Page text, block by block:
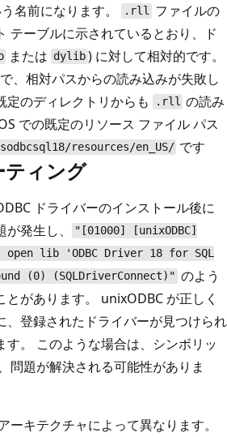
う名前になります。 .rll ファイルの
テーブルに示されているとおり、ド
または dylib) に対して相対的です。
、相対パスからの読み込みが失敗し
定のディレクトリからも
.rll の読み
での既定のリソース ファイル パス
resources/en_US/ です
ティング
ドライバーのインストール後に
発生し、
"[01000] [unixODBC]
open lib 'ODBC Driver 18 for SQL
(0) (SQLDriverConnect)" のよう
があります。 unixODBC が正しく
、登録されたドライバーが見つけられ
す。 このような場合は、シンボリッ
問題が解決される可能性がありま
ーキテクチャによって異なります。